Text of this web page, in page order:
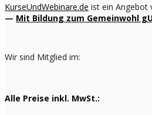
KurseUndWebinare.de ist ein Angebot
— Mit Bildung zum Gemeinwohl
Wir sind Mitglied im:
Alle Preise inkl. MwSt.: